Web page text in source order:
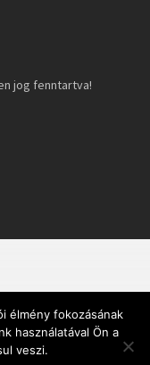
jog fenntartva!
élmény fokozásának
használatával Ön a
veszi.